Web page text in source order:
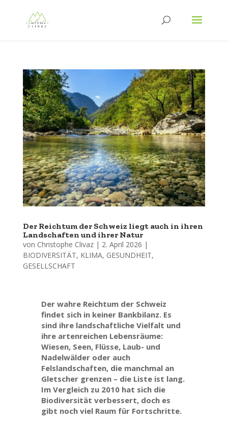
Der Reichtum der Schweiz liegt auch in ihren
Landschaften und ihrer Natur
von Christophe Clivaz| 2. April 2026 |
BIODIVERSITÄT, KLIMA, GESUNDHEIT,
GESELLSCHAFT
Der wahre Reichtum der Schweiz
findet sich in keiner Bankbilanz. Es
sind ihre landschaftliche Vielfalt und
ihre artenreichen Lebensräume:
Wiesen, Seen, Flüsse, Laub- und
Nadelwälder oder auch
Felslandschaften, die manchmal an
Gletscher grenzen – die Liste ist lang.
Im Vergleich zu 2010 hat sich die
Biodiversität verbessert, doch es
gibt noch viel Raum für Fortschritte.